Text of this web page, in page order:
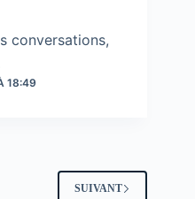
conversations,
18:49
SUIVANT